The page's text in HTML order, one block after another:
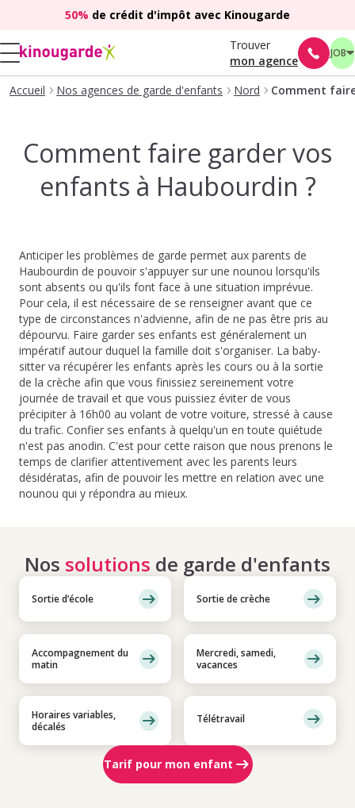
50% de crédit d'impôt avec Kinougarde
Trouver
mon agence
JOB
Accueil Nos agences de garde d'enfants Nord Comment
Comment faire garder vos
enfants à Haubourdin ?
Anticiper les problèmes de garde permet aux parents de
Haubourdin de pouvoir s'appuyer sur une nounou lorsqu'ils
sont absents ou qu'ils font face à une situation imprévue.
Pour cela, il est nécessaire de se renseigner avant que ce
type de circonstances n'advienne, afin de ne pas être pris au
dépourvu. Faire garder ses enfants est généralement un
impératif autour duquel la famille doit s'organiser. La baby-
sitter va récupérer les enfants après les cours ou à la sortie
de la crèche afin que vous finissiez sereinement votre
journée de travail et que vous puissiez éviter de vous
précipiter à 16h00 au volant de votre voiture, stressé à cause
du trafic. Confier ses enfants à quelqu'un en toute quiétude
n'est pas anodin. C'est pour cette raison que nous prenons le
temps de clarifier attentivement avec les parents leurs
désidératas, afin de pouvoir les mettre en relation avec une
nounou qui y répondra au mieux.
Nos solutions de garde d'enfants
Sortie d’école Sortie de crèche
Accompagnement du
matin
Mercredi, samedi,
vacances
Horaires variables,
décalés
Télétravail
Tarif pour mon enfant